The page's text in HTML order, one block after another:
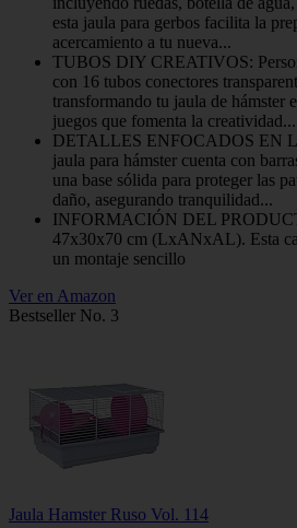
esta jaula para gerbos facilita la
acercamiento a tu nueva...
TUBOS DIY CREATIVOS:
con 16 tubos conectores
transformando tu jaula de hámster
juegos que fomenta la creatividad...
DETALLES ENFOCADOS EN
jaula para hámster cuenta con
una base sólida para proteger las
daño, asegurando tranquilidad...
INFORMACIÓN DEL
47x30x70 cm (LxANxAL). Esta
un montaje sencillo
Ver en Amazon
Bestseller No. 3
Jaula Hamster Ruso Vol. 114